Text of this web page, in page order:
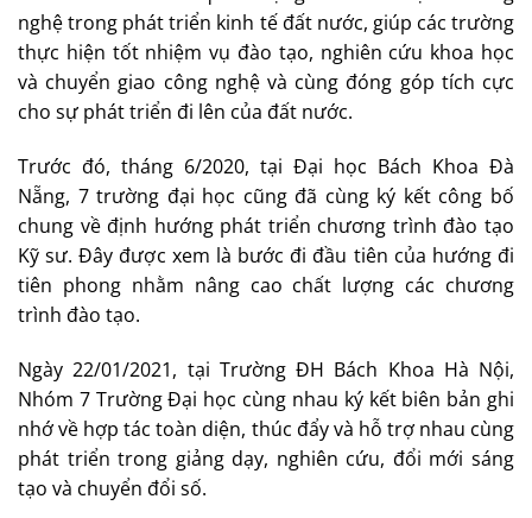
nghệ trong phát triển kinh tế đất nước, giúp các trường
thực hiện tốt nhiệm vụ đào tạo, nghiên cứu khoa học
và chuyển giao công nghệ và cùng đóng góp tích cực
cho sự phát triển đi lên của đất nước.
Trước đó, tháng 6/2020, tại Đại học Bách Khoa Đà
Nẵng, 7 trường đại học cũng đã cùng ký kết công bố
chung về định hướng phát triển chương trình đào tạo
Kỹ sư. Đây được xem là bước đi đầu tiên của hướng đi
tiên phong nhằm nâng cao chất lượng các chương
trình đào tạo.
Ngày 22/01/2021, tại Trường ĐH Bách Khoa Hà Nội,
Nhóm 7 Trường Đại học cùng nhau ký kết biên bản ghi
nhớ về hợp tác toàn diện, thúc đẩy và hỗ trợ nhau cùng
phát triển trong giảng dạy, nghiên cứu, đổi mới sáng
tạo và chuyển đổi số.